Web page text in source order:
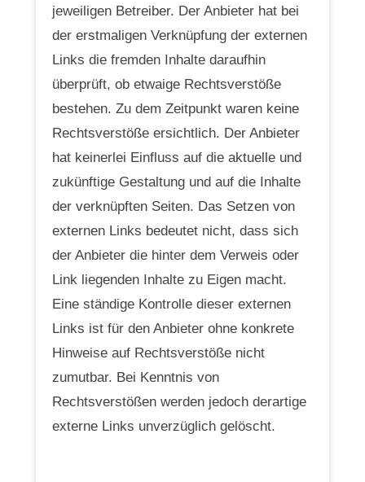
jeweiligen Betreiber. Der Anbieter hat bei
der erstmaligen Verknüpfung der externen
Links die fremden Inhalte daraufhin
überprüft, ob etwaige Rechtsverstöße
bestehen. Zu dem Zeitpunkt waren keine
Rechtsverstöße ersichtlich. Der Anbieter
hat keinerlei Einfluss auf die aktuelle und
zukünftige Gestaltung und auf die Inhalte
der verknüpften Seiten. Das Setzen von
externen Links bedeutet nicht, dass sich
der Anbieter die hinter dem Verweis oder
Link liegenden Inhalte zu Eigen macht.
Eine ständige Kontrolle dieser externen
Links ist für den Anbieter ohne konkrete
Hinweise auf Rechtsverstöße nicht
zumutbar. Bei Kenntnis von
Rechtsverstößen werden jedoch derartige
externe Links unverzüglich gelöscht.